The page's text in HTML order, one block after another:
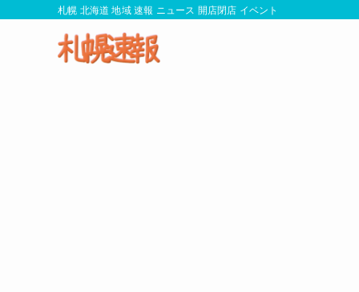
札幌 北海道 地域 速報 ニュース 開店閉店 イベント